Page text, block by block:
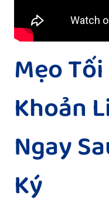
Mẹo
Khoản
Ngay
Ký